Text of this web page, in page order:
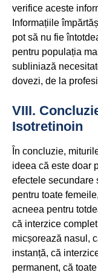
verifice aceste
Informațiile
pot să nu fie
pentru populația
subliniază
dovezi, de la
VIII.
Isotretinoin
În concluzie,
ideea că este doar
efectele secundare
pentru toate
acneea pentru
că interzice
micșorează nasul,
instanță, că
permanent, că